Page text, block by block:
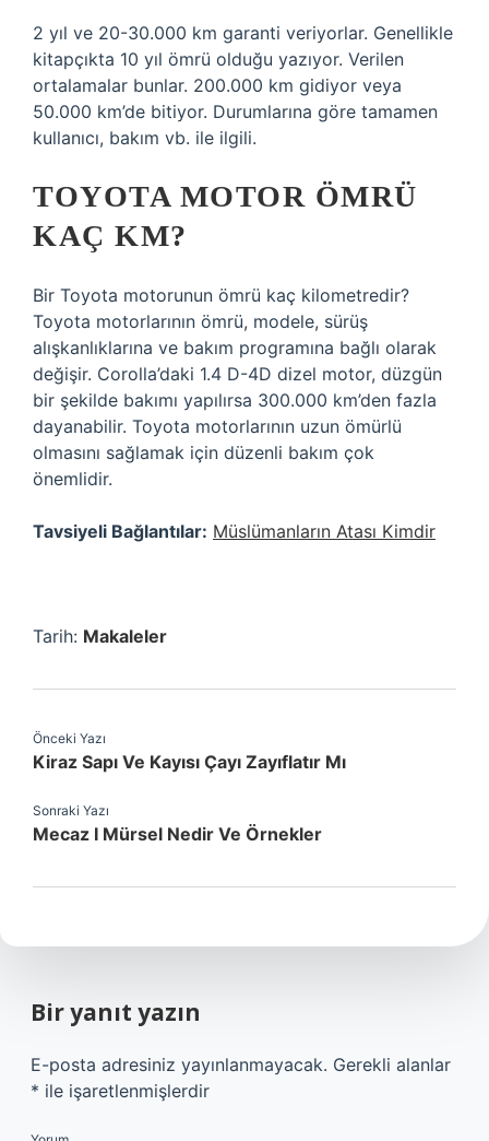
2 yıl ve 20-30.000 km garanti veriyorlar. Genellikle
kitapçıkta 10 yıl ömrü olduğu yazıyor. Verilen
ortalamalar bunlar. 200.000 km gidiyor veya
50.000 km’de bitiyor. Durumlarına göre tamamen
kullanıcı, bakım vb. ile ilgili.
TOYOTA MOTOR ÖMRÜ
KAÇ KM?
Bir Toyota motorunun ömrü kaç kilometredir?
Toyota motorlarının ömrü, modele, sürüş
alışkanlıklarına ve bakım programına bağlı olarak
değişir. Corolla’daki 1.4 D-4D dizel motor, düzgün
bir şekilde bakımı yapılırsa 300.000 km’den fazla
dayanabilir. Toyota motorlarının uzun ömürlü
olmasını sağlamak için düzenli bakım çok
önemlidir.
Tavsiyeli Bağlantılar: Müslümanların Atası Kimdir
Tarih: Makaleler
Önceki Yazı
Kiraz Sapı Ve Kayısı Çayı Zayıflatır Mı
Sonraki Yazı
Mecaz I Mürsel Nedir Ve Örnekler
Bir yanıt yazın
E-posta adresiniz yayınlanmayacak. Gerekli alanlar
* ile işaretlenmişlerdir